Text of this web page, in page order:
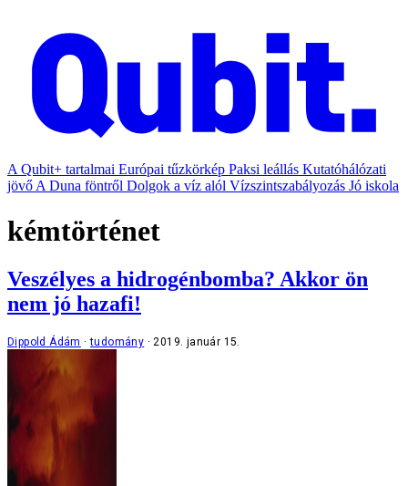
A Qubit+ tartalmai Európai tűzkörkép Paksi leállás Kutatóhálózati
jövő A Duna föntről Dolgok a víz alól Vízszintszabályozás Jó iskola
kémtörténet
Veszélyes a hidrogénbomba? Akkor ön
nem jó hazafi!
Dippold Ádám tudomány 2019. január 15.